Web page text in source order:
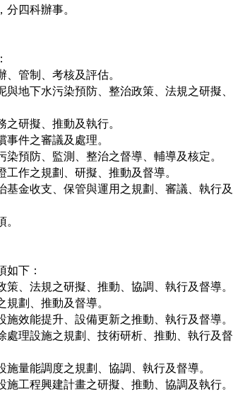
四科辦事。
管制、考核及評估。
與地下水污染預防、整治政策、法規之研擬、
研擬、推動及執行。
事件之審議及處理。
染預防、監測、整治之督導、輔導及核定。
作之規劃、研擬、推動及督導。
基金收支、保管與運用之規劃、審議、執行及
如下：
、法規之研擬、推動、協調、執行及督導。
規劃、推動及督導。
施效能提升、設備更新之推動、執行及督導。
處理設施之規劃、技術研析、推動、執行及督
施量能調度之規劃、協調、執行及督導。
施工程興建計畫之研擬、推動、協調及執行。